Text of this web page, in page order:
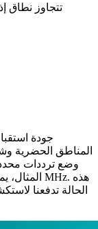
تتجاوز نطاق
جودة
المناطق الحضرية
وضع ترددات
الحالة تدفعنا